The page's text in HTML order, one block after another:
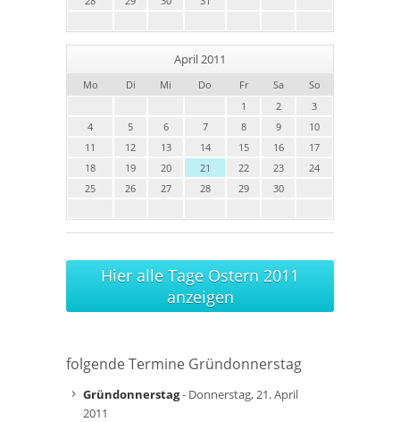
April 2011
Mo Di Mi Do Fr Sa
So
1
2
3
4
5 6 7 8 9
10
11
12 13 14 15 16
17
18
19 20 21 22 23
24
25
26 27 28 29 30
Hier alle Tage Ostern 2011
anzeigen
folgende Termine Gründonnerstag
Gründonnerstag- Donnerstag, 21. April
2011